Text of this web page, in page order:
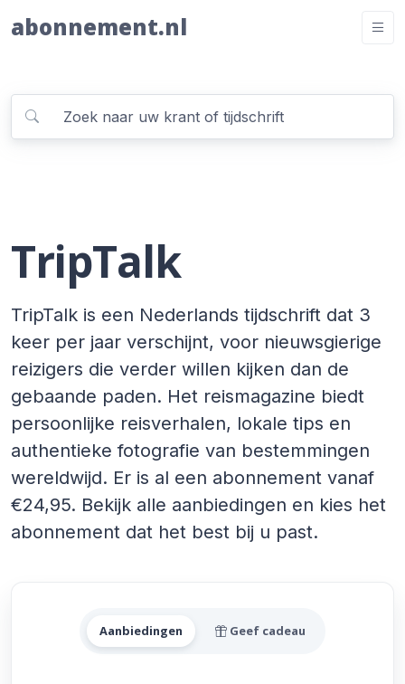
abonnement.nl
TripTalk
TripTalk is een Nederlands tijdschrift dat 3
keer per jaar verschijnt, voor nieuwsgierige
reizigers die verder willen kijken dan de
gebaande paden. Het reismagazine biedt
persoonlijke reisverhalen, lokale tips en
authentieke fotografie van bestemmingen
wereldwijd. Er is al een abonnement vanaf
€24,95. Bekijk alle aanbiedingen en kies het
abonnement dat het best bij u past.
Alle TripTalk Aanbiedingen
Aanbiedingen Geef cadeau